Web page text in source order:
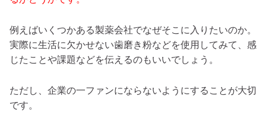
例えばいくつかある製薬会社でなぜそこに入りたいのか。
実際に生活に欠かせない歯磨き粉などを使用してみて、感
じたことや課題などを伝えるのもいいでしょう。
ただし、企業の一ファンにならないようにすることが大切
です。